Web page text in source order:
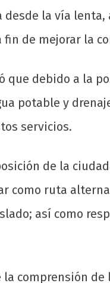
la vía
fin de mejorar la
que debido a la
potable y
servicios.
de la
como ruta
así como
la comprensión